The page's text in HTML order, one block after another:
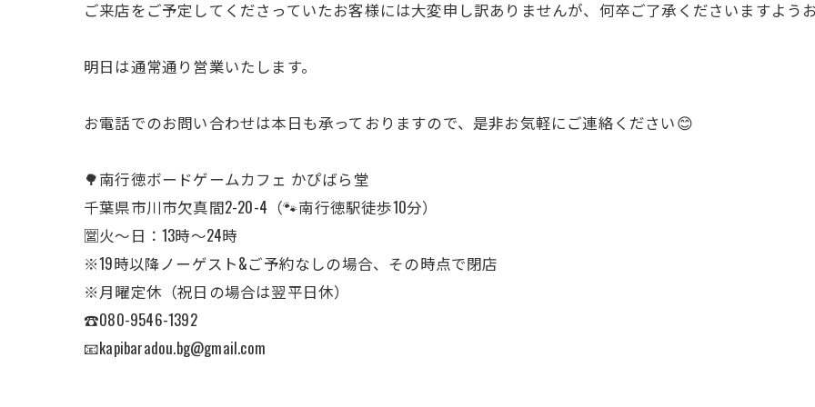
ご来店をご予定してくださっていたお客様には大変申し訳ありませんが、何卒ご了承くださいますよう
明日は通常通り営業いたします。
お電話でのお問い合わせは本日も承っておりますので、是非お気軽にご連絡ください😊
🌳南行徳ボードゲームカフェ かぴばら堂
千葉県市川市欠真間2-20-4（🐾南行徳駅徒歩10分）
🈺火〜日：13時〜24時
※19時以降ノーゲスト&ご予約なしの場合、その時点で閉店
※月曜定休（祝日の場合は翌平日休）
☎︎080-9546-1392
📧kapibaradou.bg@gmail.com